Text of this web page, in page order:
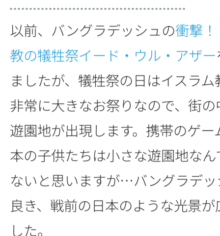
以前、バングラデッシュの衝撃
教の犠牲祭イード・ウル・アザー
ましたが、犠牲祭の日はイスラ
非常に大きなお祭りなので、街
遊園地が出現します。携帯のゲ
本の子供たちは小さな遊園地な
ないと思いますが…バングラデ
良き、戦前の日本のような光景
した。